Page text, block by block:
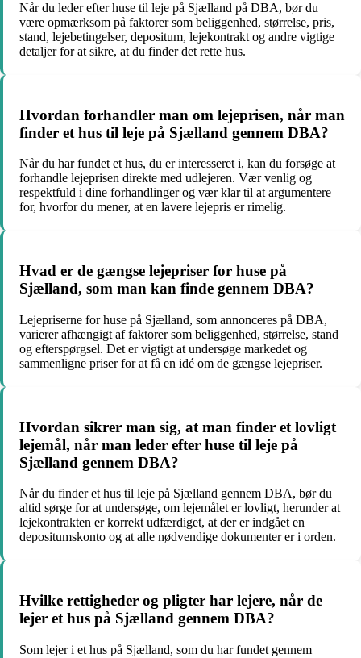
Når du leder efter huse til leje på Sjælland på DBA, bør du
være opmærksom på faktorer som beliggenhed, størrelse, pris,
stand, lejebetingelser, depositum, lejekontrakt og andre vigtige
detaljer for at sikre, at du finder det rette hus.
Hvordan forhandler man om lejeprisen, når man
finder et hus til leje på Sjælland gennem DBA?
Når du har fundet et hus, du er interesseret i, kan du forsøge at
forhandle lejeprisen direkte med udlejeren. Vær venlig og
respektfuld i dine forhandlinger og vær klar til at argumentere
for, hvorfor du mener, at en lavere lejepris er rimelig.
Hvad er de gængse lejepriser for huse på
Sjælland, som man kan finde gennem DBA?
Lejepriserne for huse på Sjælland, som annonceres på DBA,
varierer afhængigt af faktorer som beliggenhed, størrelse, stand
og efterspørgsel. Det er vigtigt at undersøge markedet og
sammenligne priser for at få en idé om de gængse lejepriser.
Hvordan sikrer man sig, at man finder et lovligt
lejemål, når man leder efter huse til leje på
Sjælland gennem DBA?
Når du finder et hus til leje på Sjælland gennem DBA, bør du
altid sørge for at undersøge, om lejemålet er lovligt, herunder at
lejekontrakten er korrekt udfærdiget, at der er indgået en
depositumskonto og at alle nødvendige dokumenter er i orden.
Hvilke rettigheder og pligter har lejere, når de
lejer et hus på Sjælland gennem DBA?
Som lejer i et hus på Sjælland, som du har fundet gennem